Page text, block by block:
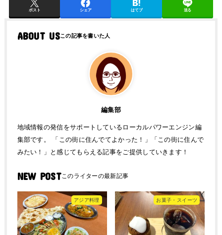
ポスト シェア はてブ 送る
ABOUT US
編集部
地域情報の発信をサポートしているローカルパワーエンジン編
集部です。 「この街に住んでてよかった！」「この街に住んで
みたい！」と感じてもらえる記事をご提供していきます！
NEW POST
アジア料理 お菓子・スイーツ